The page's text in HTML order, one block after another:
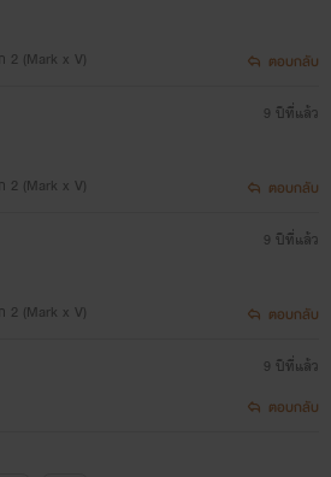
2 (Mark x V) ตอบกลับ
2 (Mark x V)
9 ปีที่แล้ว
ตอบกลับ
2 (Mark x V)
9 ปีที่แล้ว
ตอบกลับ
9 ปีที่แล้ว
ตอบกลับ